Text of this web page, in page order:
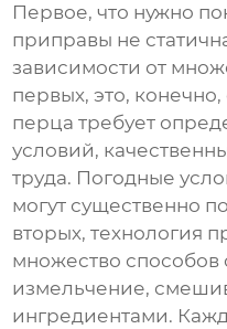
Первое, что нужно
приправы не
зависимости от
первых, это,
перца требует
условий,
труда. Погодные
могут существенно
вторых, технология
множество способов
измельчение,
ингредиентами.